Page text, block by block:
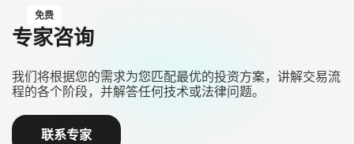
免费
专家咨询
我们将根据您的需求为您匹配最优的投资方案，讲解交易流
程的各个阶段，并解答任何技术或法律问题。
联系专家